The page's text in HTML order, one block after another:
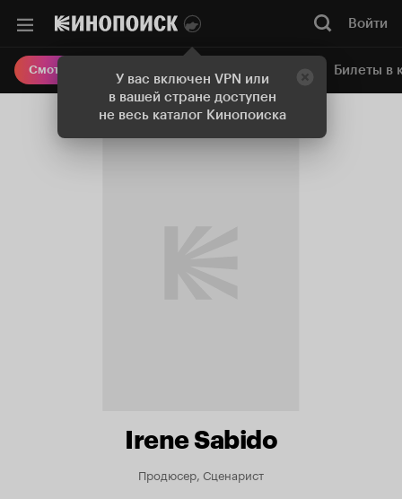
У вас включен VPN или
в вашей стране доступен
не весь каталог Кинопоиска
Войти
Смотреть кино Онлайн-кинотеатр Билеты в
Irene Sabido
Продюсер, Сценарист